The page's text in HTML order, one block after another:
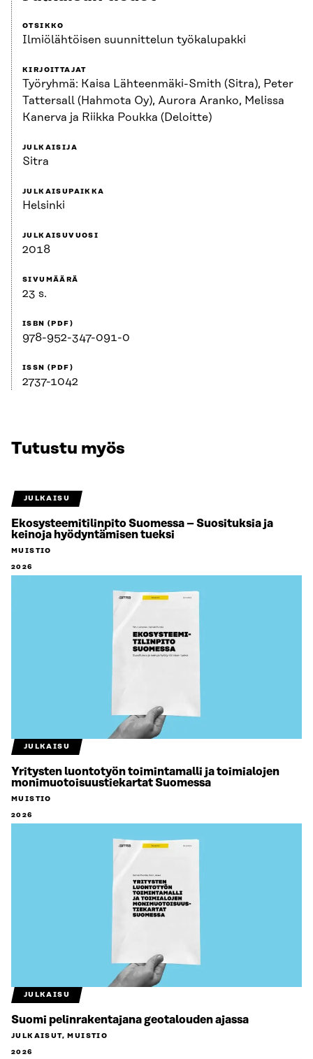
OTSIKKO
Ilmiölähtöisen suunnittelun työkalupakki
KIRJOITTAJAT
Työryhmä: Kaisa Lähteenmäki-Smith (Sitra), Peter
Tattersall (Hahmota Oy), Aurora Aranko, Melissa
Kanerva ja Riikka Poukka (Deloitte)
JULKAISIJA
Sitra
JULKAISUPAIKKA
Helsinki
JULKAISUVUOSI
2018
SIVUMÄÄRÄ
23 s.
ISBN (PDF)
978-952-347-091-0
ISSN (PDF)
2737-1042
Tutustu myös
JULKAISU
Ekosysteemitilinpito Suomessa – Suosituksia ja
keinoja hyödyntämisen tueksi
MUISTIO
2026
JULKAISU
Yritysten luontotyön toimintamalli ja toimialojen
monimuotoisuustiekartat Suomessa
MUISTIO
2026
JULKAISU
Suomi pelinrakentajana geotalouden ajassa
JULKAISUT, MUISTIO
2026